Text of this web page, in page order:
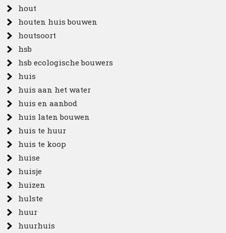
hout
houten huis bouwen
houtsoort
hsb
hsb ecologische bouwers
huis
huis aan het water
huis en aanbod
huis laten bouwen
huis te huur
huis te koop
huise
huisje
huizen
hulste
huur
huurhuis